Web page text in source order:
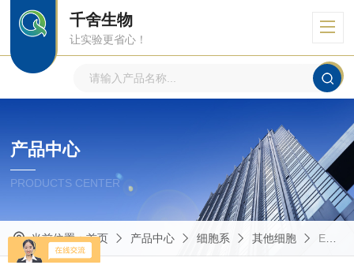
千舍生物
让实验更省心！
产品中心
PRODUCTS CENTER
当前位置：首页 产品中心 细胞系 其他细胞 ECV304人膀胱癌细胞